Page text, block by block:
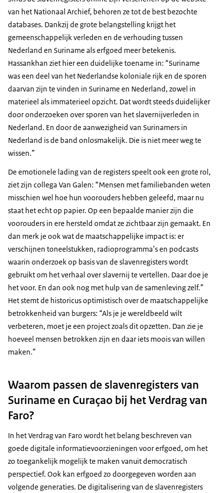
van het Nationaal Archief, behoren ze tot de best bezochte
databases. Dankzij de grote belangstelling krijgt het
gemeenschappelijk verleden en de verhouding tussen
Nederland en Suriname als erfgoed meer betekenis.
Hassankhan ziet hier een duidelijke toename in: “Suriname
was een deel van het Nederlandse koloniale rijk en de sporen
daarvan zijn te vinden in Suriname en Nederland, zowel in
materieel als immaterieel opzicht. Dat wordt steeds duidelijker
door onderzoeken over sporen van het slavernijverleden in
Nederland. En door de aanwezigheid van Surinamers in
Nederland is de band onlosmakelijk. Die is niet meer weg te
wissen.”
De emotionele lading van de registers speelt ook een grote rol,
ziet zijn collega Van Galen: “Mensen met familiebanden weten
misschien wel hoe hun voorouders hebben geleefd, maar nu
staat het echt op papier. Op een bepaalde manier zijn die
voorouders in ere hersteld omdat ze zichtbaar zijn gemaakt. En
dan merk je ook wat de maatschappelijke impact is: er
verschijnen toneelstukken, radioprogramma’s en podcasts
waarin onderzoek op basis van de slavenregisters wordt
gebruikt om het verhaal over slavernij te vertellen. Daar doe je
het voor. En dan ook nog met hulp van de samenleving zelf.”
Het stemt de historicus optimistisch over de maatschappelijke
betrokkenheid van burgers: “Als je je wereldbeeld wilt
verbeteren, moet je een project zoals dit opzetten. Dan zie je
hoeveel mensen betrokken zijn en daar iets moois van willen
maken.”
Waarom passen de slavenregisters van
Suriname en Curaçao bij het Verdrag van
Faro?
In het Verdrag van Faro wordt het belang beschreven van
goede digitale informatievoorzieningen voor erfgoed, om het
zo toegankelijk mogelijk te maken vanuit democratisch
perspectief. Ook kan erfgoed zo doorgegeven worden aan
volgende generaties. De digitalisering van de slavenregisters